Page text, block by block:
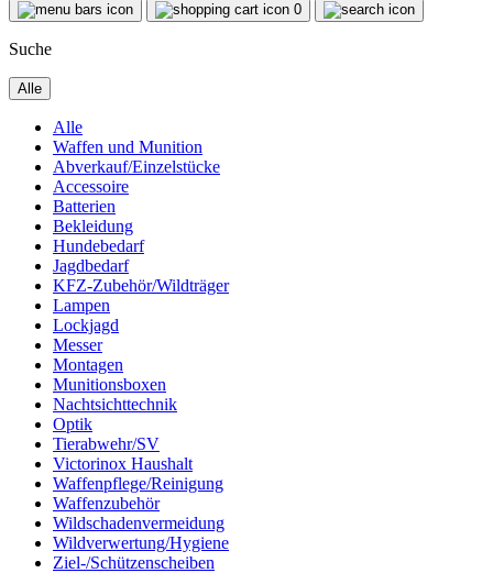
0
Suche
Alle
Alle
Waffen und Munition
Abverkauf/Einzelstücke
Accessoire
Batterien
Bekleidung
Hundebedarf
Jagdbedarf
KFZ-Zubehör/Wildträger
Lampen
Lockjagd
Messer
Montagen
Munitionsboxen
Nachtsichttechnik
Optik
Tierabwehr/SV
Victorinox Haushalt
Waffenpflege/Reinigung
Waffenzubehör
Wildschadenvermeidung
Wildverwertung/Hygiene
Ziel-/Schützenscheiben